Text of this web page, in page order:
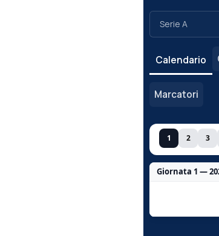
Calendario
Marcatori
1 2 3
Giornata 1 —